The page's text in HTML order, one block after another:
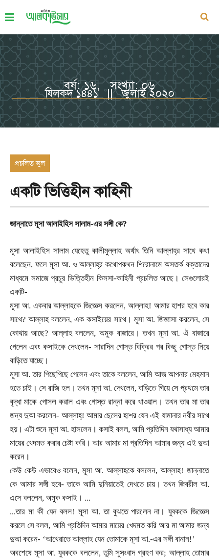
বর্ষ: ১৬, সংখ্যা: ০৬
যিলকদ ১৪৪১ || জুলাই ২০২০
প্রচলিত ভুল
একটি ভিত্তিহীন কাহিনী
জান্নাতে মূসা আলাইহিস সালাম-এর সঙ্গী কে?
মূসা আলাইহিস সালাম যেহেতু কালীমুল্লাহ অর্থাৎ তিনি আল্লাহ্র সাথে কথা
বলেছেন, ফলে মূসা আ. ও আল্লাহ্র কথোপকথন শিরোনামে অসতর্ক বক্তাদের
মাধ্যমে সমাজে প্রচুর ভিত্তিহীন কিসসা-কাহিনী প্রচলিত আছে। সেগুলোরই
একটি-
মূসা আ. একবার আল্লাহকে জিজ্ঞেস করলেন, আল্লাহ! আমার হাশর হবে কার
সাথে?আল্লাহ বললেন,এক কসাইয়ের সাথে। মূসা আ. জিজ্ঞাসা করলেন,সে
কোথায় আছে? আল্লাহ বললেন,অমুক বাজারে। তখন মূসা আ. ঐ বাজারে
গেলেন এবং কসাইকে দেখলেন- সারাদিন গোস্ত বিক্রির পর কিছু গোস্ত নিয়ে
বাড়িতে যাচ্ছে।
মূসা আ. তার পিছেপিছে গেলেন এবং তাকে বললেন,আমি আজ আপনার মেহমান
হতে চাই। সে রাজি হল। তখন মূসা আ. দেখলেন,বাড়িতে গিয়ে সে প্রথমে তার
বৃদ্ধা মাকে গোসল করাল এবং গোস্ত রান্না করে খাওয়াল। তখন তার মা তার
জন্য দুআ করলেন- আল্লাহ্! আমার ছেলের হাশর যেন এই যামানার নবীর সাথে
হয়। এটা শুনে মূসা আ. হাসলেন। কসাই বলল, আমি প্রতিদিন যথাসাধ্য আমার
মায়ের খেদমত করার চেষ্টা করি। আর আমার মা প্রতিদিন আমার জন্য এই দুআ
করেন।
কেউ কেউ এভাবেও বলেন,মূসা আ. আল্লাহকে বললেন,আল্লাহ! জান্নাতে
কে আমার সঙ্গী হবে- তাকে আমি দুনিয়াতেই দেখতে চায়। তখন জিবরীল আ.
এসে বললেন, অমুক কসাই। ...
...তার মা কী যেন বলল! মূসা আ. তা বুঝতে পারলেন না। যুবককে জিজ্ঞেস
করলে সে বলল,আমি প্রতিদিন আমার মায়ের খেদমত করি আর মা আমার জন্য
দুআ করেন- ‘আখেরাতে আল্লাহ যেন তোমাকে মূসা আ.-এর সঙ্গী বানান!’
অবশেষে মূসা আ. যুবককে বললেন,তুমি সুসংবাদ গ্রহণ কর; আল্লাহ তোমার